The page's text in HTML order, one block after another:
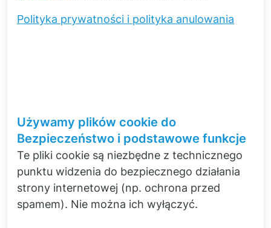
In-house czy outsourcing?
Polityka prywatności i polityka anulowania
Używamy plików cookie do
Bezpieczeństwo i podstawowe funkcje
Te pliki cookie są niezbędne z technicznego
punktu widzenia do bezpiecznego działania
strony internetowej (np. ochrona przed
spamem). Nie można ich wyłączyć.